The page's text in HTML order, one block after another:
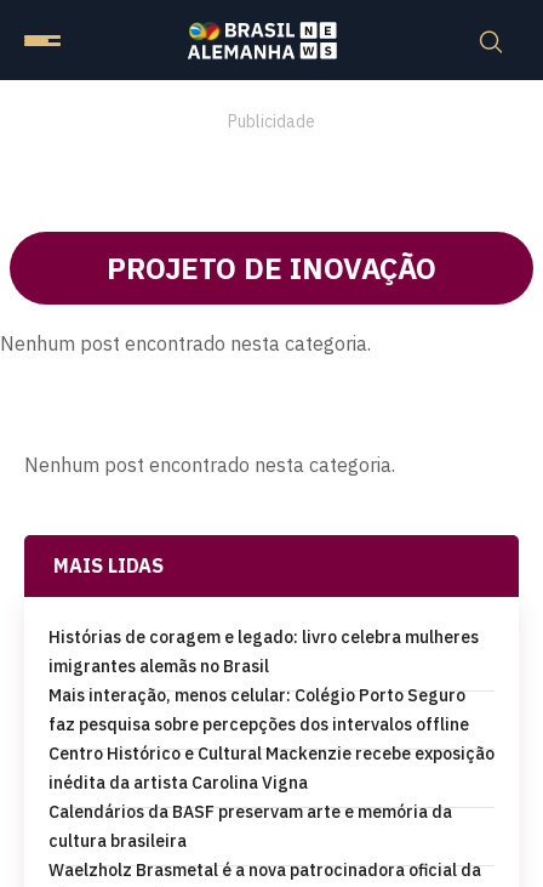
Publicidade
PROJETO DE INOVAÇÃO
Nenhum post encontrado nesta categoria.
Nenhum post encontrado nesta categoria.
MAIS LIDAS
Histórias de coragem e legado: livro celebra mulheres
imigrantes alemãs no Brasil
Mais interação, menos celular: Colégio Porto Seguro
faz pesquisa sobre percepções dos intervalos offline
Centro Histórico e Cultural Mackenzie recebe exposição
inédita da artista Carolina Vigna
Calendários da BASF preservam arte e memória da
cultura brasileira
Waelzholz Brasmetal é a nova patrocinadora oficial da